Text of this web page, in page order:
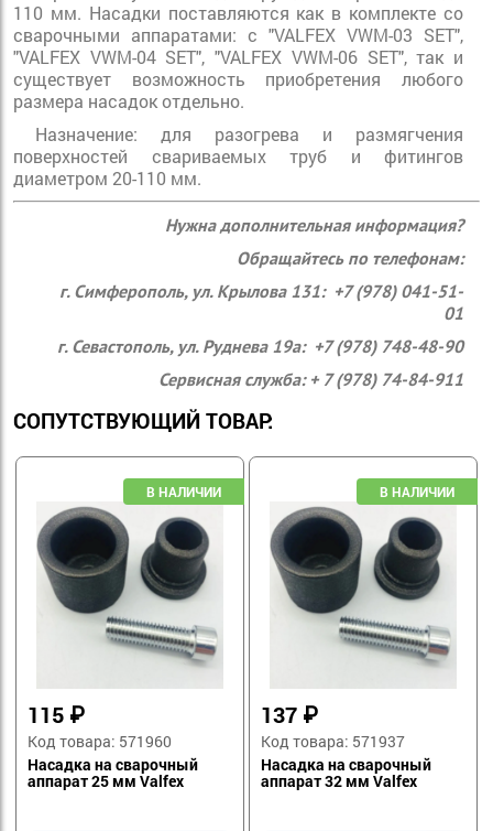
110 мм. Насадки поставляются как в комплекте со
сварочными аппаратами: с "VALFEX VWM-03 SET",
"VALFEX VWM-04 SET", "VALFEX VWM-06 SET", так и
существует возможность приобретения любого
размера насадок отдельно.
Назначение: для разогрева и размягчения
поверхностей свариваемых труб и фитингов
диаметром 20-110 мм.
Нужна дополнительная информация?
Обращайтесь по телефонам:
г. Симферополь, ул. Крылова 131: +7 (978) 041-51-
01
г. Севастополь, ул. Руднева 19а: +7 (978) 748-48-90
Сервисная служба: + 7 (978) 74-84-911
СОПУТСТВУЮЩИЙ ТОВАР:
115 ₽
Код товара: 571960
Насадка на сварочный
аппарат 25 мм Valfex
137 ₽
Код товара: 571937
Насадка на сварочный
аппарат 32 мм Valfex